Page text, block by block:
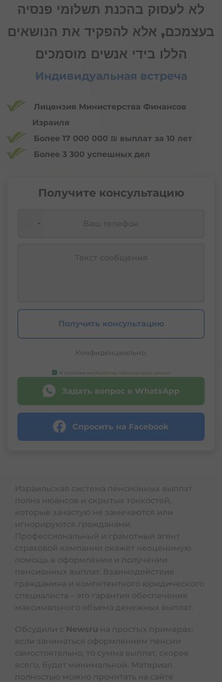
לא לעסוק בהכנת תשלומי פנסיה
בעצמכם, אלא להפקיד את הנושאים
הללו בידי אנשים מוסמכים
Индивидуальная встреча
Лицензия Министерства Финансов
Израиля
Более 17 000 000 ₪ выплат за 10 лет
Более 3 300 успешных дел
Получите консультацию
Получить консультацию
Конфиденциально.
Я согласен на обработку персональных данных
Задать вопрос в WhatsApp
Спросить на Facebook
Израильская система пенсионных выплат
полна нюансов и скрытых тонкостей,
которые зачастую не замечаются или
игнорируются гражданами.
Профессиональный и грамотный агент
страховой компании окажет неоценимую
помощь в оформлении и получении
пенсионных выплат. Взаимодействие
гражданина и компетентного юридического
специалиста – это гарантия обеспечения
максимального объема денежных выплат.
Обсудили с Newsru на простых примерах:
если заниматься оформлением пенсии
самостоятельно, то сумма выплат, скорее
всего, будет минимальной. Материал
полностью можно прочитать на сайте